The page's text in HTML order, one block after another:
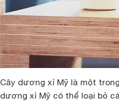
Cây dương xỉ Mỹ là một
dương xỉ Mỹ có thể loại bỏ